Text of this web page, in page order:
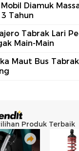
Diamuk
Tahun
Tabrak Lari
Main-Main
Maut Bus